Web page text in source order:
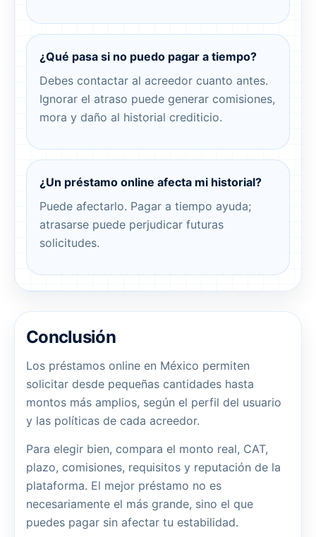
¿Qué pasa si no puedo pagar a tiempo?
Debes contactar al acreedor cuanto antes.
Ignorar el atraso puede generar comisiones,
mora y daño al historial crediticio.
¿Un préstamo online afecta mi historial?
Puede afectarlo. Pagar a tiempo ayuda;
atrasarse puede perjudicar futuras
solicitudes.
Conclusión
Los préstamos online en México permiten
solicitar desde pequeñas cantidades hasta
montos más amplios, según el perfil del usuario
y las políticas de cada acreedor.
Para elegir bien, compara el monto real, CAT,
plazo, comisiones, requisitos y reputación de la
plataforma. El mejor préstamo no es
necesariamente el más grande, sino el que
puedes pagar sin afectar tu estabilidad.